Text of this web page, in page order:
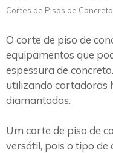
Cortes de Pisos de
O corte de piso de
equipamentos que
espessura de
utilizando cortadoras
diamantadas.
Um corte de piso de
versátil, pois o tipo de